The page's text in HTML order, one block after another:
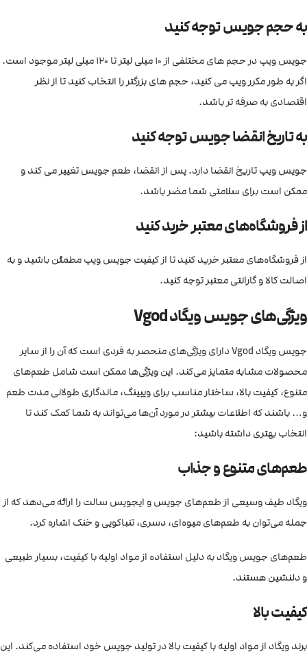
به حجم جویس توجه کنید
جویس ویپ در حجم های مختلفی از 10 میلی لیتر تا 120 میلی لیتر موجود است.
اگر به طور مکرر ویپ می کنید، حجم های بزرگتر را انتخاب کنید تا از نظر
اقتصادی به صرفه تر باشد.
به تاریخ انقضا جویس توجه کنید
جویس ویپ تاریخ انقضا دارد. پس از انقضا، طعم جویس تغییر می کند و
ممکن است برای سلامتی شما مضر باشد.
از فروشگاه‌های معتبر خرید کنید
از فروشگاه‌های معتبر خرید کنید تا از کیفیت جویس ویپ مطمئن باشید و به
اصالت کالا و گارانتی معتبر توجه کنید.
ویژگی‌های جویس ویگاد Vgod
جویس ویگاد Vgod دارای ویژگی‌های منحصر به فردی است که آن را از سایر
محصولات مشابه متمایز می‌کند. این ویژگی‌ها ممکن است شامل طعم‌های
متنوع، کیفیت بالا، ساختار مناسب برای ویپینگ، ماندگاری طولانی مدت طعم
و… باشند که اطلاعات بیشتر در مورد آن‌ها می‌تواند به شما کمک کند تا
انتخاب بهتری داشته باشید:
طعم‌های متنوع و جذاب
ویگاد طیف وسیعی از طعم‌های جویس و ایجویس سالت را ارائه می‌دهد که از
جمله می‌توان به طعم‌های میوه‌ای، دسری، تنباکویی و خنک اشاره کرد.
طعم‌های جویس ویگاد به دلیل استفاده از مواد اولیه با کیفیت، بسیار طبیعی
و دلنشین هستند.
کیفیت بالا
برند ویگاد از مواد اولیه با کیفیت بالا در تولید جویس خود استفاده می‌کند. این